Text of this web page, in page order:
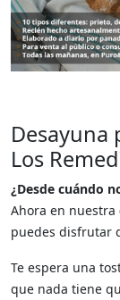
Desayuna
Los
¿Desde cuándo
Ahora en nuestra
puedes disfrutar
Te espera una
que nada tiene